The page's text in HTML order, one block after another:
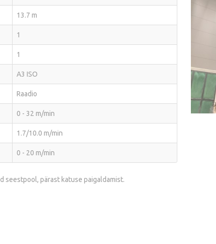
13.7 m
1
1
A3 ISO
Raadio
0 - 32 m/min
1.7/10.0 m/min
0 - 20 m/min
seestpool, pärast katuse paigaldamist.